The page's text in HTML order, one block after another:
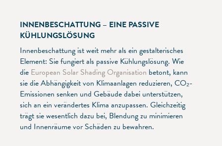
INNENBESCHATTUNG – EINE PASSIVE
KÜHLUNGSLÖSUNG
Innenbeschattung ist weit mehr als ein gestalterisches
Element: Sie fungiert als passive Kühlungslösung. Wie
die European Solar Shading Organisation betont, kann
sie die Abhängigkeit von Klimaanlagen reduzieren, CO₂-
Emissionen senken und Gebäude dabei unterstützen,
sich an ein verändertes Klima anzupassen. Gleichzeitig
trägt sie wesentlich dazu bei, Blendung zu minimieren
und Innenräume vor Schäden zu bewahren.